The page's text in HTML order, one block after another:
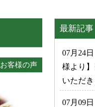
お客様の声
最新記事
07月24
様より
いただき
07月09